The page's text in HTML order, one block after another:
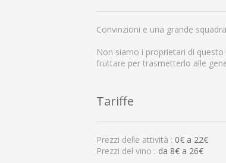
Convinzioni e una grande
Non siamo i proprietari di
fruttare per trasmetterlo alle
Tariffe
Prezzi delle attività : 0€ a 22€
Prezzi del vino : da 8€ a 26€